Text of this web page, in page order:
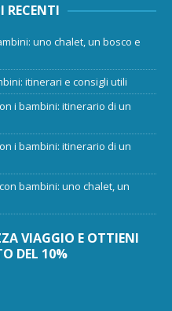
RECENTI
uno chalet, un bosco e
itinerari e consigli utili
i bambini: itinerario di un
i bambini: itinerario di un
bambini: uno chalet, un
VIAGGIO E OTTIENI
DEL 10%